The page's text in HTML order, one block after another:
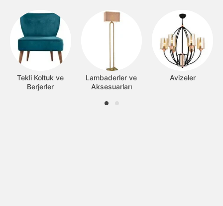
Tekli Koltuk ve
Berjerler
Lambaderler ve
Aksesuarları
Avizeler